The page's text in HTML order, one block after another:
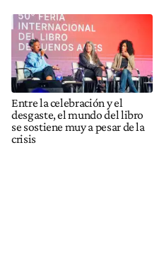
Entre la celebración y el
desgaste, el mundo del libro
se sostiene muy a pesar de la
crisis